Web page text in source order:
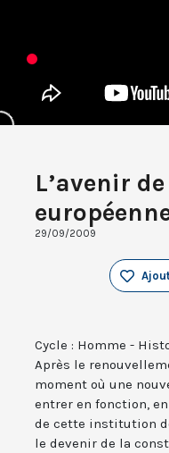
L’avenir
29/09/2009
Cycle : Homme -
Après le
moment où une
entrer en fonction,
de cette institution
le devenir de la